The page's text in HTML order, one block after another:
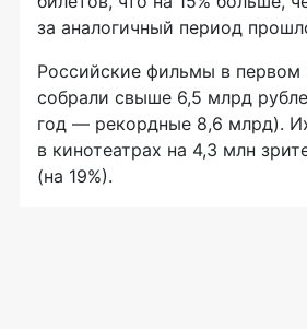
за аналогичный период
Российские фильмы в первом
собрали свыше 6,5 млрд
год — рекордные 8,6 млрд).
в кинотеатрах на 4,3 млн
(на 19%).